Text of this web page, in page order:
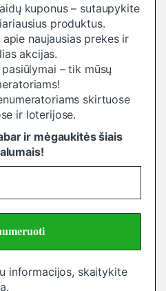
kuponus – sutaupykite
produktus.
naujausias prekes ir
akcijas.
– tik mūsų
skirtuose
ir loterijose.
ir mėgaukitės šiais
informacijos, skaitykite
.